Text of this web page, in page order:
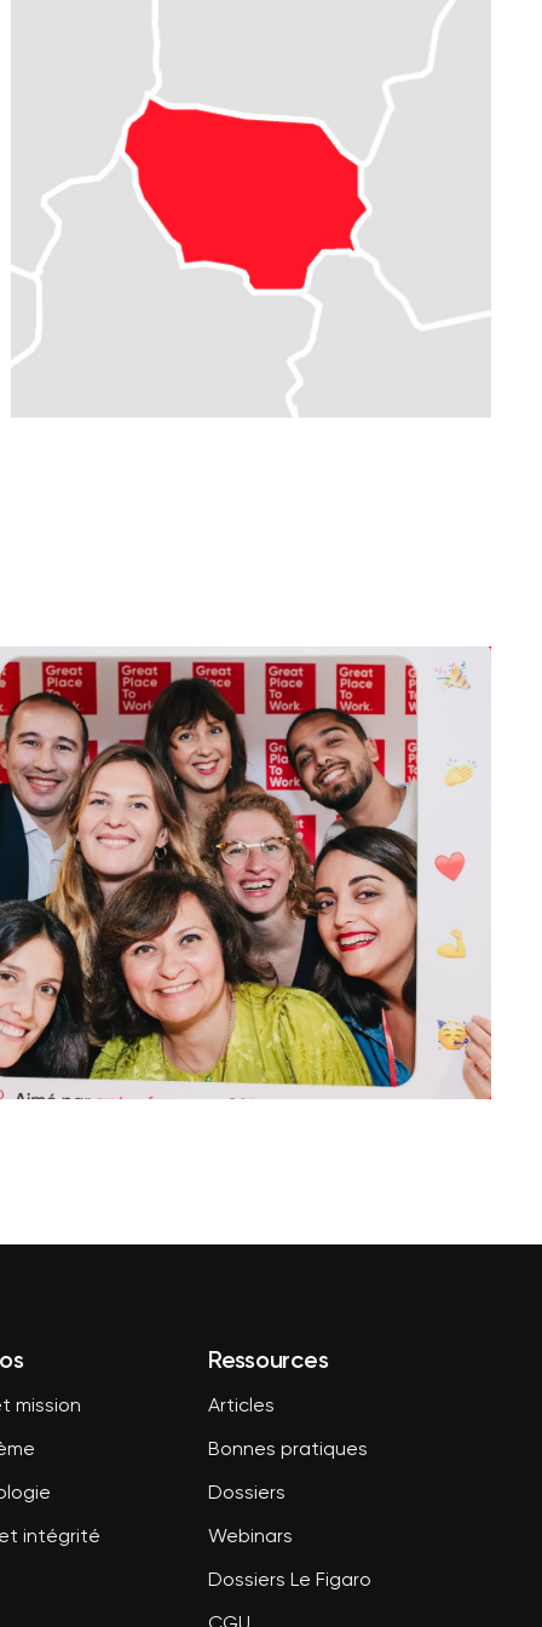
mission
intégrité
Ressources
Articles
Bonnes pratiques
Dossiers
Webinars
Dossiers Le Figaro